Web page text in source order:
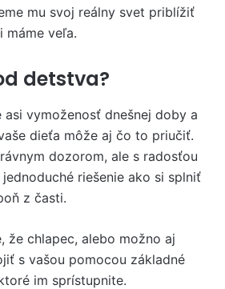
mu svoj reálny svet priblížiť
máme veľa.
detstva?
asi vymoženosť dnešnej doby a
dieťa môže aj čo to priučiť.
dozorom, ale s radosťou
riešenie ako si splniť
z časti.
že chlapec, alebo možno aj
s vašou pomocou základné
im sprístupnite.